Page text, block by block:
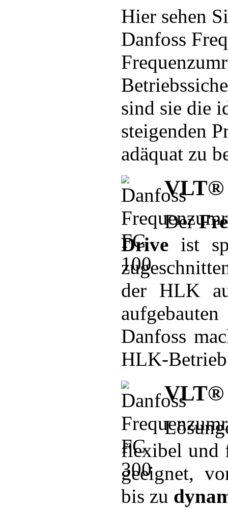
Hier sehen
Danfoss
sind sie die
steigenden
adäquat zu
VLT®
Der
Driveist
der HLK
Danfoss
HLK-
VLT®
flexibel
geeignet,
bis zu